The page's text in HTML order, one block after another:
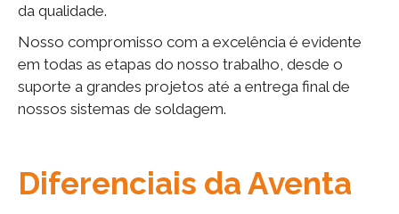
da qualidade.
Nosso compromisso com a excelência é evidente
em todas as etapas do nosso trabalho, desde o
suporte a grandes projetos até a entrega final de
nossos sistemas de soldagem.
Diferenciais da Aventa